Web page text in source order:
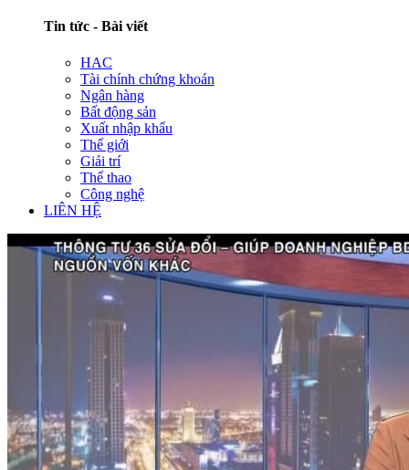
Tin tức - Bài viết
HAC
Tài chính chứng khoán
Ngân hàng
Bất động sản
Xuất nhập khẩu
Thế giới
Giải trí
Thể thao
Công nghệ
LIÊN HỆ